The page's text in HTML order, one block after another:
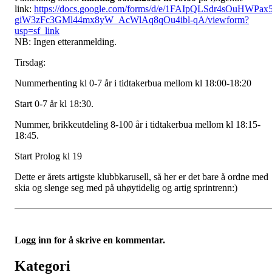
link: https://docs.google.com/forms/d/e/
giW3zFc3GMl44mx8yW_AcWlAq8qOu4ibl-qA/viewform?
usp=sf_link
NB: Ingen etteranmelding.
Tirsdag:
Nummerhenting kl 0-7 år i tidtakerbua mellom kl 18:00-18:20
Start 0-7 år kl 18:30.
Nummer, brikkeutdeling 8-100 år i tidtakerbua mellom kl 18:15-
18:45.
Start Prolog kl 19
Dette er årets artigste klubbkarusell, så her er det bare å ordne med
skia og slenge seg med på uhøytidelig og artig sprintrenn:)
Logg inn for å skrive en kommentar.
Kategori